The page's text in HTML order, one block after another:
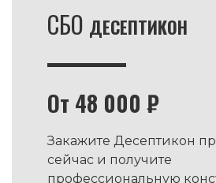
СБО ДЕСЕПТИКОН
От 48 000 ₽
Закажите Десептикон
сейчас и получите
профессиональную